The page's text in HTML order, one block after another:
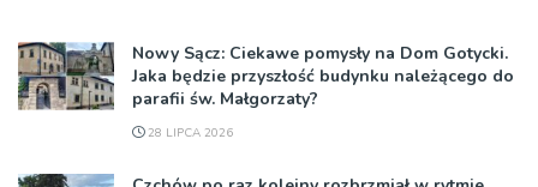
Nowy Sącz: Ciekawe pomysły na Dom Gotycki.
Jaka będzie przyszłość budynku należącego do
parafii św. Małgorzaty?
28 LIPCA 2026